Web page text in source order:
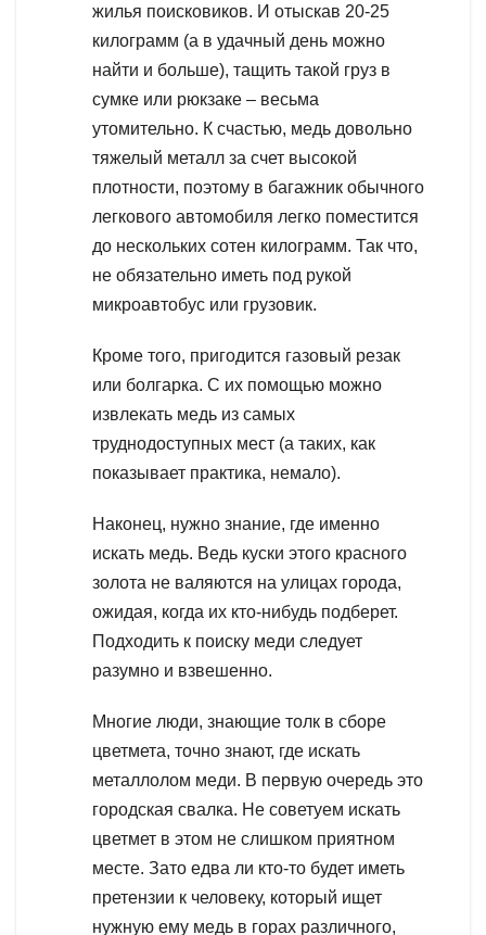
жилья поисковиков. И отыскав 20-25
килограмм (а в удачный день можно
найти и больше), тащить такой груз в
сумке или рюкзаке – весьма
утомительно. К счастью, медь довольно
тяжелый металл за счет высокой
плотности, поэтому в багажник обычного
легкового автомобиля легко поместится
до нескольких сотен килограмм. Так что,
не обязательно иметь под рукой
микроавтобус или грузовик.
Кроме того, пригодится газовый резак
или болгарка. С их помощью можно
извлекать медь из самых
труднодоступных мест (а таких, как
показывает практика, немало).
Наконец, нужно знание, где именно
искать медь. Ведь куски этого красного
золота не валяются на улицах города,
ожидая, когда их кто-нибудь подберет.
Подходить к поиску меди следует
разумно и взвешенно.
Многие люди, знающие толк в сборе
цветмета, точно знают, где искать
металлолом меди. В первую очередь это
городская свалка. Не советуем искать
цветмет в этом не слишком приятном
месте. Зато едва ли кто-то будет иметь
претензии к человеку, который ищет
нужную ему медь в горах различного,